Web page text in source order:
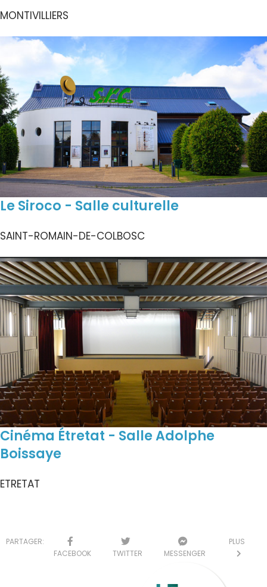
MONTIVILLIERS
Le Siroco - Salle culturelle
SAINT-ROMAIN-DE-COLBOSC
Cinéma Étretat - Salle Adolphe
Boissaye
ETRETAT
PARTAGER:
FACEBOOK
TWITTER MESSENGER
PLUS